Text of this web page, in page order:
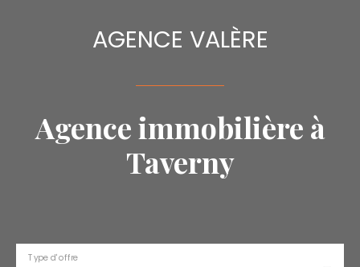
AGENCE VALÈRE
Agence immobilière à
Taverny
Type d'offre